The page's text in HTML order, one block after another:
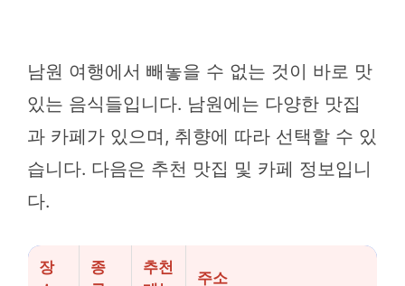
남원 여행에서 빼놓을 수 없는 것이 바로 맛
있는 음식들입니다. 남원에는 다양한 맛집
과 카페가 있으며, 취향에 따라 선택할 수 있
습니다. 다음은 추천 맛집 및 카페 정보입니
다.
장
종
추천
주소